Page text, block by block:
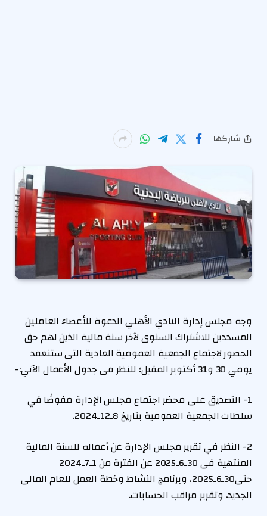
شاركها
وجه مجلس إدارة النادي الأهلي الدعوة للأعضاء العاملين
المسددين للاشتراك السنوى لآخر سنة مالية الذين لهم حق
الحضور لاجتماع الجمعية العمومية العادية التى ستنعقد
يومي 30 و31 أكتوبر المقبل؛ للنظر فى جدول الأعمال الآتي:-
1- التصديق على محضر اجتماع مجلس الإدارة مفوضًا في
سلطات الجمعية العمومية بتاريخ 8ـ12ـ2024.
2- النظر في تقرير مجلس الإدارة عن أعماله للسنة المالية
المنتهية فى 30ـ6ـ2025 عن الفترة من 1ـ7ـ2024
حتى30ـ6ـ2025، وبرنامج النشاط وخطة العمل للعام المالى
الجديد، وتقرير مراقب الحسابات.